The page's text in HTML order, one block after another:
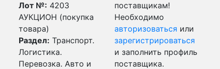
Лот №: 4203
АУКЦИОН (покупка
товара)
Раздел: Транспорт.
Логистика.
Перевозка. Авто и
поставщикам!
Необходимо
авторизоваться или
зарегистрироваться
и заполнить профиль
поставщика.